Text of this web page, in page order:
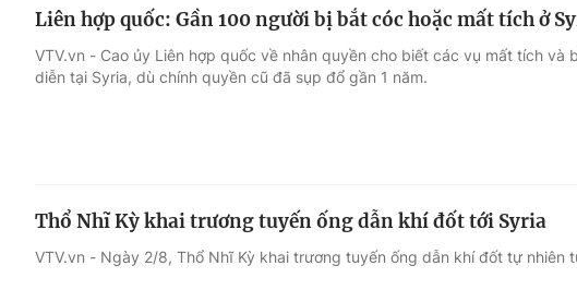
Liên hợp quốc: Gần 100 người bị bắt cóc hoặc mất tích ở
VTV.vn - Cao ủy Liên hợp quốc về nhân quyền cho biết các vụ mất tích và
diễn tại Syria, dù chính quyền cũ đã sụp đổ gần 1 năm.
Thổ Nhĩ Kỳ khai trương tuyến ống dẫn khí đốt tới Syria
VTV.vn - Ngày 2/8, Thổ Nhĩ Kỳ khai trương tuyến ống dẫn khí đốt tự nhiên